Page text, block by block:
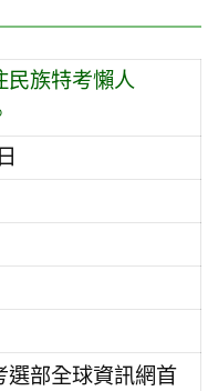
民族特考懶人
選部全球資訊網首